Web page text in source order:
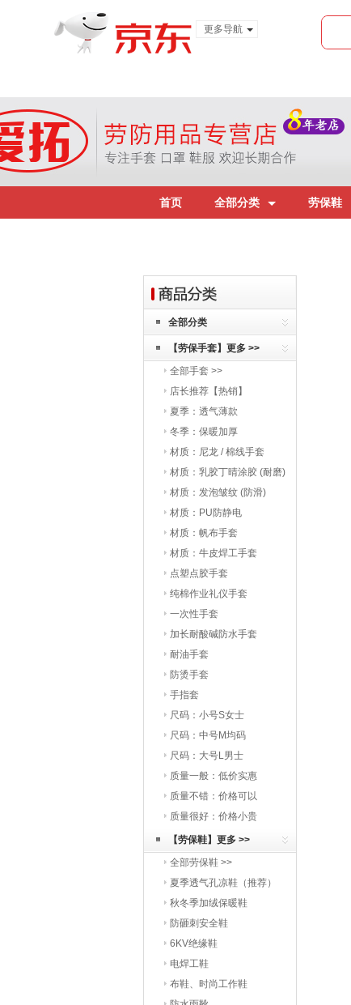
更多导航
首页 全部分类 劳保鞋
全部分类
【劳保手套】更多 >>
全部手套 >>
店长推荐【热销】
夏季：透气薄款
冬季：保暖加厚
材质：尼龙 / 棉线手套
材质：乳胶丁晴涂胶 (耐磨)
材质：发泡皱纹 (防滑)
材质：PU防静电
材质：帆布手套
材质：牛皮焊工手套
点塑点胶手套
纯棉作业礼仪手套
一次性手套
加长耐酸碱防水手套
耐油手套
防烫手套
手指套
尺码：小号S女士
尺码：中号M均码
尺码：大号L男士
质量一般：低价实惠
质量不错：价格可以
质量很好：价格小贵
【劳保鞋】更多 >>
全部劳保鞋 >>
夏季透气孔凉鞋（推荐）
秋冬季加绒保暖鞋
防砸刺安全鞋
6KV绝缘鞋
电焊工鞋
布鞋、时尚工作鞋